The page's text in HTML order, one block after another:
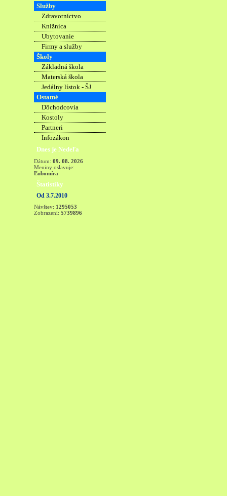
Služby
Zdravotníctvo
Knižnica
Ubytovanie
Firmy a služby
Školy
Základná škola
Materská škola
Jedálny lístok - ŠJ
Ostatné
Dôchodcovia
Kostoly
Partneri
Infozákon
Dnes je Nedeľa
Dátum: 09. 08. 2026
Meniny oslavuje:
Ľubomíra
Štatistiky
Od 3.7.2010
Návštev: 1295053
Zobrazení: 5739896